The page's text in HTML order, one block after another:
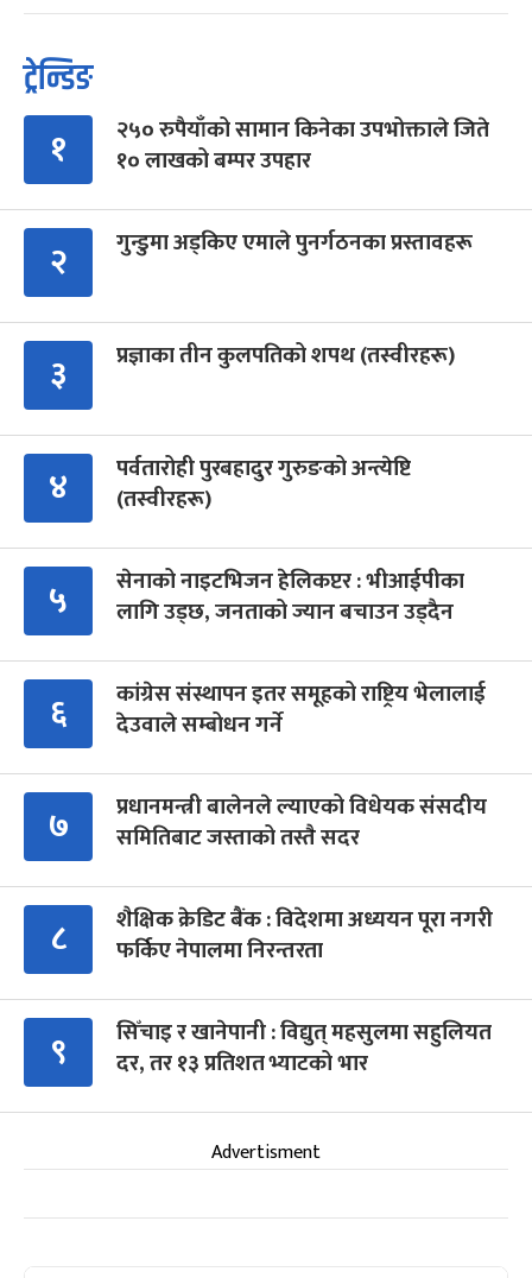
ट्रेन्डिङ
१
२५० रुपैयाँको सामान किनेका उपभोक्ताले जिते
१० लाखको बम्पर उपहार
२ गुन्डुमा अड्किए एमाले पुनर्गठनका प्रस्तावहरू
३ प्रज्ञाका तीन कुलपतिको शपथ (तस्वीरहरू)
४
पर्वतारोही पुरबहादुर गुरुङको अन्त्येष्टि
(तस्वीरहरू)
५
सेनाको नाइटभिजन हेलिकप्टर : भीआईपीका
लागि उड्छ, जनताको ज्यान बचाउन उड्दैन
६
कांग्रेस संस्थापन इतर समूहको राष्ट्रिय भेलालाई
देउवाले सम्बोधन गर्ने
७
प्रधानमन्त्री बालेनले ल्याएको विधेयक संसदीय
समितिबाट जस्ताको तस्तै सदर
८
शैक्षिक क्रेडिट बैंक : विदेशमा अध्ययन पूरा नगरी
फर्किए नेपालमा निरन्तरता
९
सिँचाइ र खानेपानी : विद्युत् महसुलमा सहुलियत
दर, तर १३ प्रतिशत भ्याटको भार
Advertisment